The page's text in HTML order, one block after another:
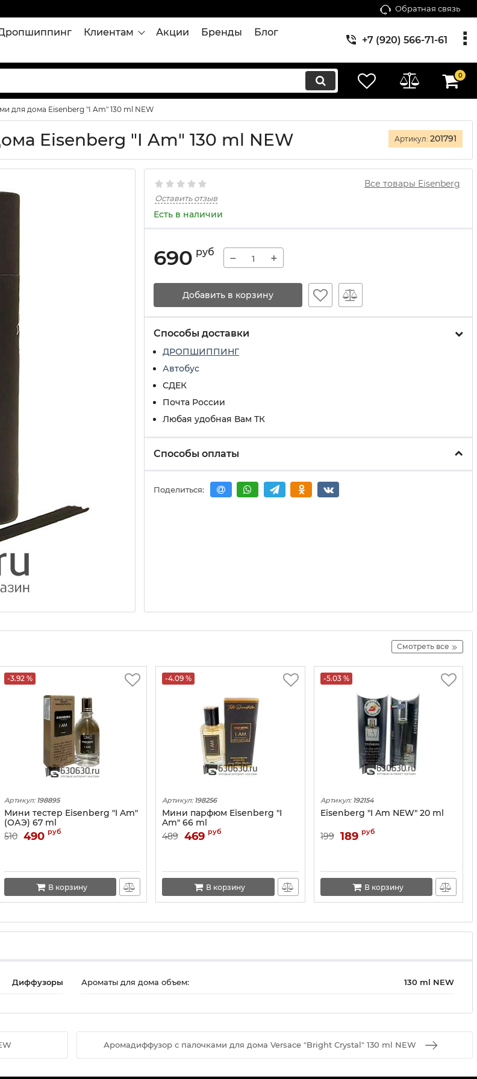
Обратная связь
Клиентам Акции Бренды
Блог
+7 (920) 566-71-61
0
для дома Eisenberg "I Am" 130 ml NEW
Eisenberg "I Am" 130 ml NEW Артикул: 201791
Все товары Eisenberg
Оставить отзыв
Есть в наличии
690 руб − +
Добавить в корзину
Способы доставки
ДРОПШИППИНГ
Автобус
СДЕК
Почта России
Любая удобная Вам ТК
Способы оплаты
Поделиться:
Смотреть все
-3.92 %
Артикул: 198895
Мини тестер Eisenberg "I Am"
(ОАЭ) 67 ml
510 490 руб
В корзину
-4.09 %
Артикул: 198256
Мини парфюм Eisenberg "I
Am" 66 ml
489 469 руб
В корзину
-5.03 %
Артикул: 192154
Eisenberg "I Am NEW" 20 ml
199 189 руб
В корзину
Диффузоры Ароматы для дома объем: 130 ml NEW
Аромадиффузор с палочками для дома Versace "Bright Crystal" 130 ml NEW